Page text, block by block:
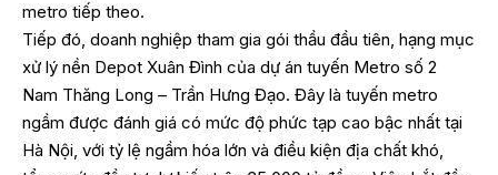
metro tiếp theo.
Tiếp đó, doanh nghiệp tham gia gói thầu đầu tiên, hạng mục
xử lý nền Depot Xuân Đình của dự án tuyến Metro số 2
Nam Thăng Long – Trần Hưng Đạo. Đây là tuyến metro
ngầm được đánh giá có mức độ phức tạp cao bậc nhất tại
Hà Nội, với tỷ lệ ngầm hóa lớn và điều kiện địa chất khó,